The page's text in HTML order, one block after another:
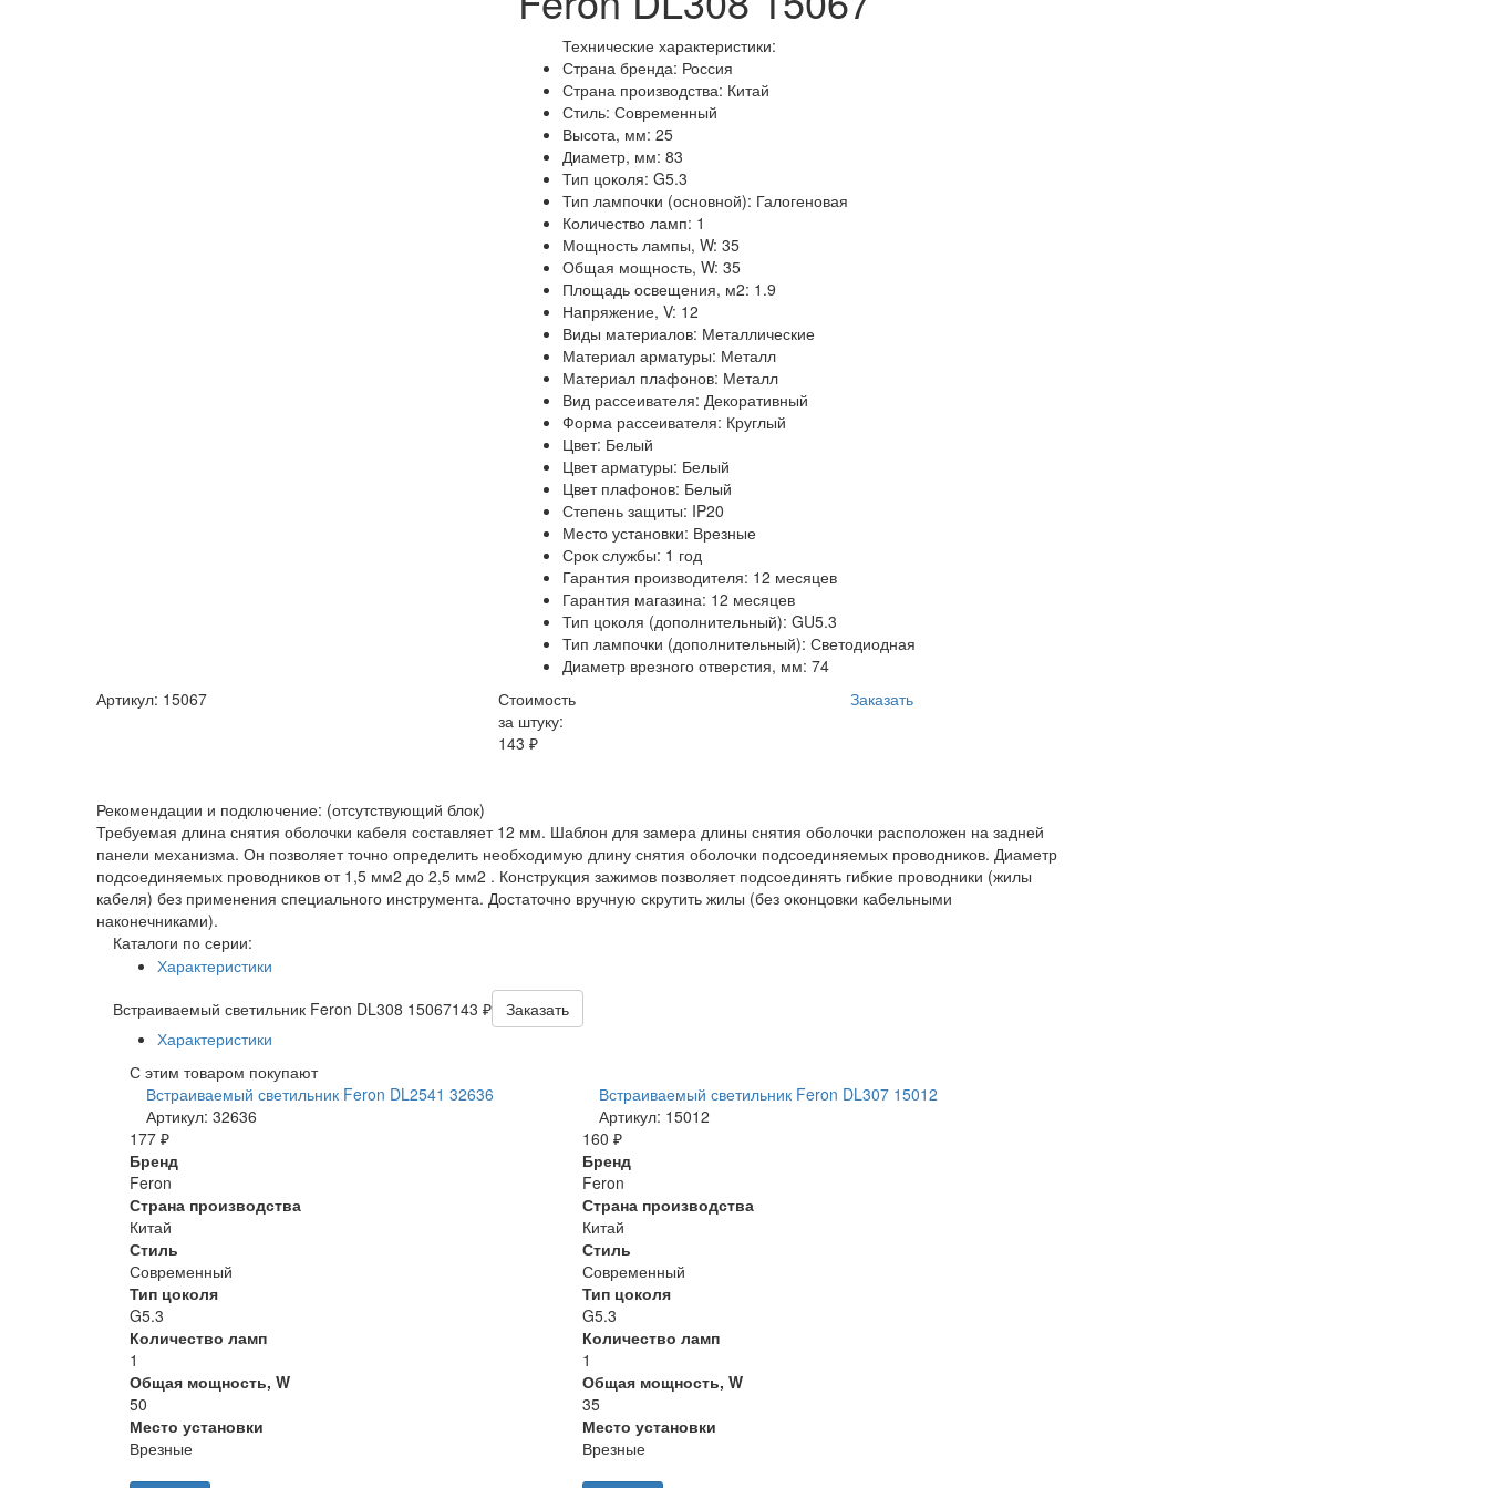
Технические характеристики:
Страна бренда: Россия
Страна производства: Китай
Стиль: Современный
Высота, мм: 25
Диаметр, мм: 83
Тип цоколя: G5.3
Тип лампочки (основной): Галогеновая
Количество ламп: 1
Мощность лампы, W: 35
Общая мощность, W: 35
Площадь освещения, м2: 1.9
Напряжение, V: 12
Виды материалов: Металлические
Материал арматуры: Металл
Материал плафонов: Металл
Вид рассеивателя: Декоративный
Форма рассеивателя: Круглый
Цвет: Белый
Цвет арматуры: Белый
Цвет плафонов: Белый
Степень защиты: IP20
Место установки: Врезные
Срок службы: 1 год
Гарантия производителя: 12 месяцев
Гарантия магазина: 12 месяцев
Тип цоколя (дополнительный): GU5.3
Тип лампочки (дополнительный): Светодиодная
Диаметр врезного отверстия, мм: 74
Артикул: 15067
Стоимость
за штуку:
143 ₽
Заказать
Рекомендации и подключение: (отсутствующий блок)
Требуемая длина снятия оболочки кабеля составляет 12 мм. Шаблон для замера длины снятия оболочки расположен на задней
панели механизма. Он позволяет точно определить необходимую длину снятия оболочки подсоединяемых проводников. Диаметр
подсоединяемых проводников от 1,5 мм2 до 2,5 мм2 . Конструкция зажимов позволяет подсоединять гибкие проводники (жилы
кабеля) без применения специального инструмента. Достаточно вручную скрутить жилы (без оконцовки кабельными
наконечниками).
Каталоги по серии:
Характеристики
Встраиваемый светильник Feron DL308 15067143 ₽
Заказать
Характеристики
С этим товаром покупают
Встраиваемый светильник Feron DL2541 32636
Артикул: 32636
177 ₽
Бренд
Feron
Страна производства
Китай
Стиль
Современный
Тип цоколя
G5.3
Количество ламп
1
Общая мощность, W
50
Место установки
Врезные
Встраиваемый светильник Feron DL307 15012
Артикул: 15012
160 ₽
Бренд
Feron
Страна производства
Китай
Стиль
Современный
Тип цоколя
G5.3
Количество ламп
1
Общая мощность, W
35
Место установки
Врезные